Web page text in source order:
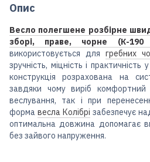
Опис
Весло полегшене розбірне
зборі, праве, чорне (К-190
використовується для гребних
зручність, міцність і
конструкція розрахована на
завдяки чому виріб комфортний
веслування, так і при
форма весла Колібрі забезпечує
оптимальна довжина допомагає
без зайвого напруження.